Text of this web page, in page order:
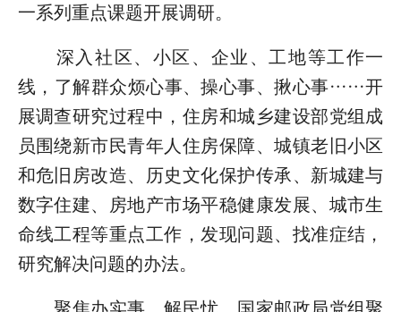
一系列重点课题开展调研。
深入社区、小区、企业、工地等工作一
线，了解群众烦心事、操心事、揪心事……开
展调查研究过程中，住房和城乡建设部党组成
员围绕新市民青年人住房保障、城镇老旧小区
和危旧房改造、历史文化保护传承、新城建与
数字住建、房地产市场平稳健康发展、城市生
命线工程等重点工作，发现问题、找准症结，
研究解决问题的办法。